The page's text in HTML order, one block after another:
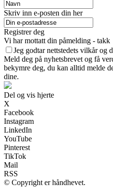
Skriv inn e-posten din her
Registrer deg
Vi har mottatt din påmelding - takk
Jeg godtar nettstedets vilkår og
Meld deg på nyhetsbrevet og få
bekymre deg, du kan alltid melde
dine.
Del og vis hjerte
X
Facebook
Instagram
LinkedIn
YouTube
Pinterest
TikTok
Mail
RSS
© Copyright er håndhevet.